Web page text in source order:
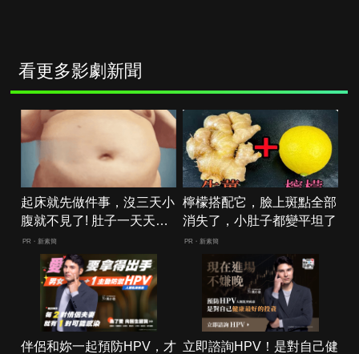
看更多影劇新聞
起床就先做件事，沒三天小
腹就不見了! 肚子一天天變
小！
PR・新素簡
檸檬搭配它，臉上斑點全部
消失了，小肚子都變平坦了
PR・新素簡
伴侶和妳一起預防HPV，才 立即諮詢HPV！是對自己健